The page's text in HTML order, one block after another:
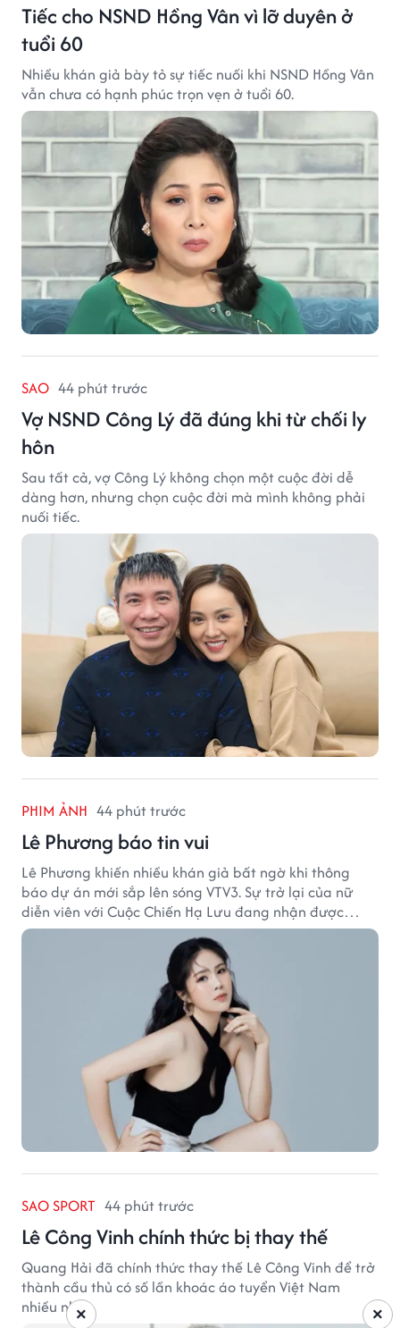
Tiếc cho NSND Hồng Vân vì lỡ duyên ở
tuổi 60
Nhiều khán giả bày tỏ sự tiếc nuối khi NSND Hồng Vân
vẫn chưa có hạnh phúc trọn vẹn ở tuổi 60.
SAO 44 phút trước
Vợ NSND Công Lý đã đúng khi từ chối ly
hôn
Sau tất cả, vợ Công Lý không chọn một cuộc đời dễ
dàng hơn, nhưng chọn cuộc đời mà mình không phải
nuối tiếc.
PHIM ẢNH 44 phút trước
Lê Phương báo tin vui
Lê Phương khiến nhiều khán giả bất ngờ khi thông
báo dự án mới sắp lên sóng VTV3. Sự trở lại của nữ
diễn viên với Cuộc Chiến Hạ Lưu đang nhận được
nhiều sự quan tâm.
SAO SPORT 44 phút trước
Lê Công Vinh chính thức bị thay thế
Quang Hải đã chính thức thay thế Lê Công Vinh để trở
thành cầu thủ có số lần khoác áo tuyển Việt Nam
nhiều nhất.
×
×